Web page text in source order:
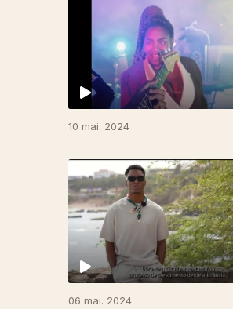
10 mai. 2024
06 mai. 2024
766045